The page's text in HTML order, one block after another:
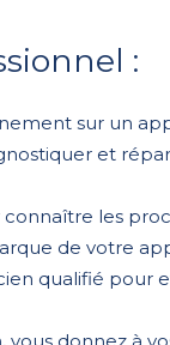
:
sur un
et
les
de votre
qualifié pour